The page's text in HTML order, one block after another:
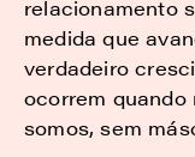
relacionamento
medida que
verdadeiro
ocorrem quando
somos, sem